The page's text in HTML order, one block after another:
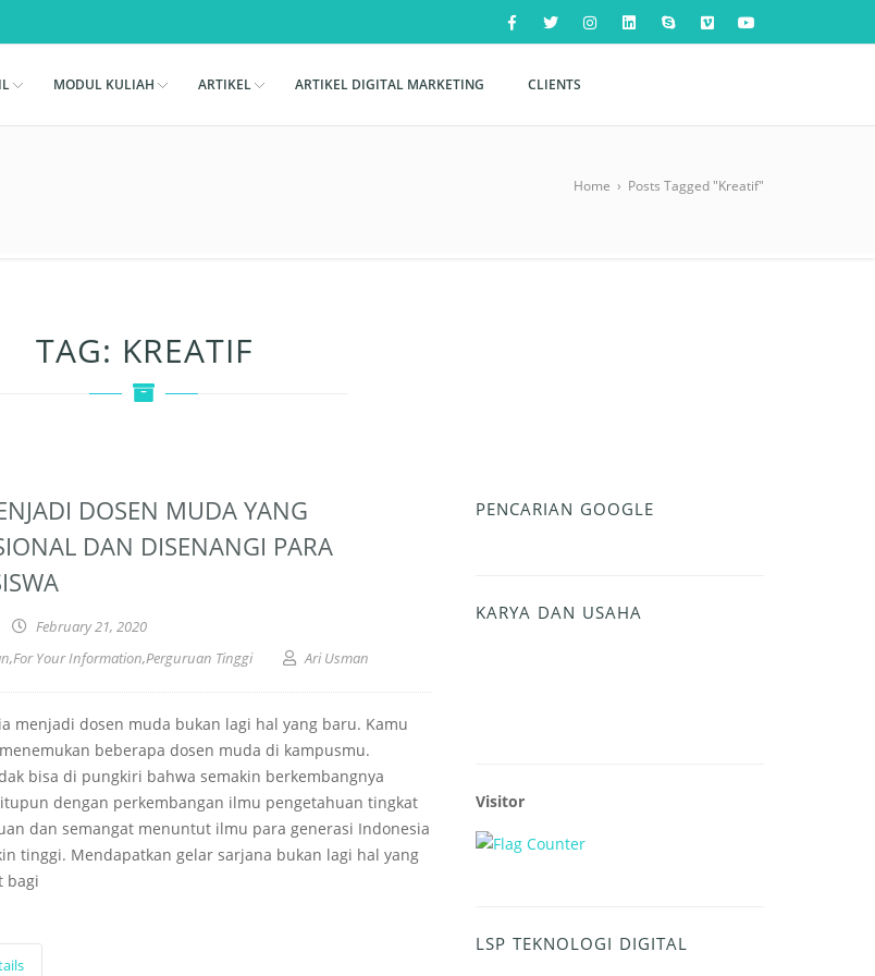
MODUL KULIAH ARTIKEL ARTIKEL DIGITAL MARKETING CLIENTS
Home › Posts Tagged "Kreatif"
TAG: KREATIF
DOSEN MUDA YANG
DAN DISENANGI PARA
February 21, 2020
,For Your Information,Perguruan Tinggi Ari Usman
menjadi dosen muda bukan lagi hal yang baru. Kamu
beberapa dosen muda di kampusmu.
bisa di pungkiri bahwa semakin berkembangnya
dengan perkembangan ilmu pengetahuan tingkat
dan semangat menuntut ilmu para generasi Indonesia
tinggi. Mendapatkan gelar sarjana bukan lagi hal yang
bagi
PENCARIAN GOOGLE
KARYA DAN USAHA
Visitor
LSP TEKNOLOGI DIGITAL